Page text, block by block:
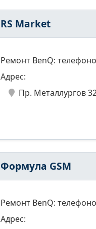
RS Market
Ремонт BenQ:
Адрес:
Пр. Металлургов
Формула GSM
Ремонт BenQ:
Адрес: